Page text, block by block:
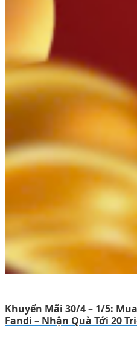
Khuyến Mãi 30/4 – 1/5:
Fandi – Nhận Quà Tới 20